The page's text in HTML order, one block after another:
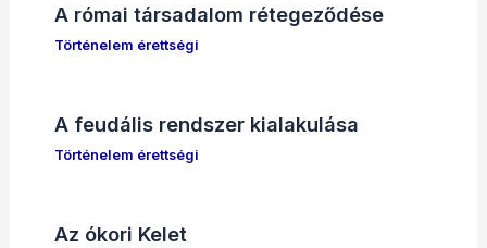
A római társadalom rétegeződése
Történelem érettségi
A feudális rendszer kialakulása
Történelem érettségi
Az ókori Kelet